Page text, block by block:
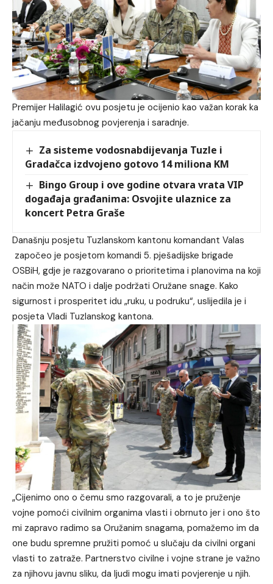
Premijer Halilagić ovu posjetu je ocijenio kao važan korak ka
jačanju međusobnog povjerenja i saradnje.
Za sisteme vodosnabdijevanja Tuzle i
Gradačca izdvojeno gotovo 14 miliona KM
Bingo Group i ove godine otvara vrata VIP
događaja građanima: Osvojite ulaznice za
koncert Petra Graše
Današnju posjetu Tuzlanskom kantonu komandant Valas
započeo je posjetom komandi 5. pješadijske brigade
OSBiH, gdje je razgovarano o prioritetima i planovima na koji
način može NATO i dalje podržati Oružane snage. Kako
sigurnost i prosperitet idu „ruku, u podruku“, uslijedila je i
posjeta Vladi Tuzlanskog kantona.
„Cijenimo ono o čemu smo razgovarali, a to je pruženje
vojne pomoći civilnim organima vlasti i obrnuto jer i ono što
mi zapravo radimo sa Oružanim snagama, pomažemo im da
one budu spremne pružiti pomoć u slučaju da civilni organi
vlasti to zatraže. Partnerstvo civilne i vojne strane je važno
za njihovu javnu sliku, da ljudi mogu imati povjerenje u njih.